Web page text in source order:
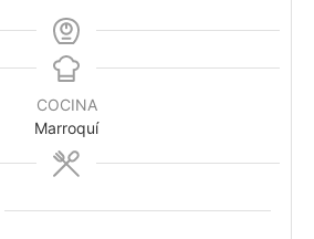
COCINA
Marroquí